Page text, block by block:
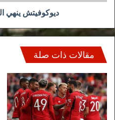
ديوكوفيتش ينهي
مقالات ذات صلة